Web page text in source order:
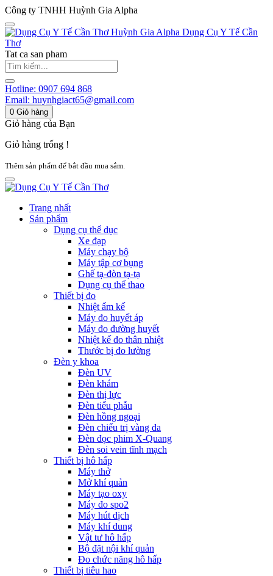
Công ty TNHH Huỳnh Gia Alpha
Huỳnh Gia Alpha Dụng Cụ Y Tế Cần
Thơ
Tat ca san pham
Hotline: 0907 694 868
Email: huynhgiact65@gmail.com
0 Giỏ hàng
Giỏ hàng của Bạn
Giỏ hàng trống !
Thêm sản phẩm để bắt đầu mua sắm.
Trang nhất
Sản phẩm
Dụng cụ thể dục
Xe đạp
Máy chạy bộ
Máy tập cơ bụng
Ghế tạ-đòn tạ-tạ
Dụng cụ thể thao
Thiết bị đo
Nhiệt ẩm kế
Máy đo huyết áp
Máy đo đường huyết
Nhiệt kế đo thân nhiệt
Thước bị đo lường
Đèn y khoa
Đèn UV
Đèn khám
Đèn thị lực
Đèn tiểu phẫu
Đèn hồng ngoại
Đèn chiếu trị vàng da
Đèn đọc phim X-Quang
Đèn soi vein tĩnh mạch
Thiết bị hô hấp
Máy thở
Mở khí quản
Máy tạo oxy
Máy đo spo2
Máy hút dịch
Máy khí dung
Vật tư hô hấp
Bộ đặt nội khí quản
Đo chức năng hô hấp
Thiết bị tiêu hao